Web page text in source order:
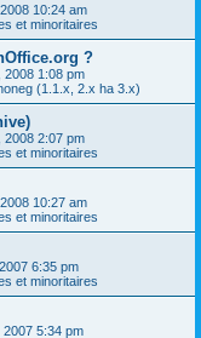
10:24 am
et minoritaires
?
2008 1:08 pm
(1.1.x, 2.x ha 3.x)
2008 2:07 pm
et minoritaires
10:27 am
et minoritaires
6:35 pm
et minoritaires
5:34 pm